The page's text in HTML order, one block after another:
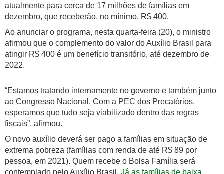
atualmente para cerca de 17 milhões de famílias em
dezembro, que receberão, no mínimo, R$ 400.
Ao anunciar o programa, nesta quarta-feira (20), o ministro
afirmou que o complemento do valor do Auxílio Brasil para
atingir R$ 400 é um benefício transitório, até dezembro de
2022.
“Estamos tratando internamente no governo e também junto
ao Congresso Nacional. Com a PEC dos Precatórios,
esperamos que tudo seja viabilizado dentro das regras
fiscais”, afirmou.
O novo auxílio deverá ser pago a famílias em situação de
extrema pobreza (famílias com renda de até R$ 89 por
pessoa, em 2021). Quem recebe o Bolsa Família será